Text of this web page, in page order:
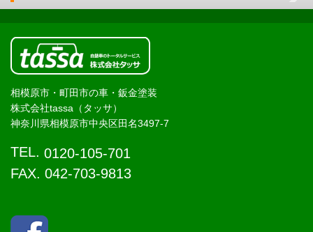
相模原市・町田市の車・鈑金塗装
株式会社tassa（タッサ）
神奈川県相模原市中央区田名3497-7
TEL. 0120-105-701
FAX. 042-703-9813